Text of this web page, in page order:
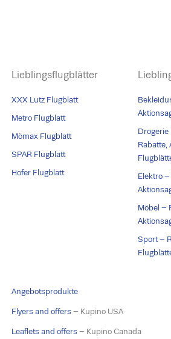
Lieblingsflugblätter
XXX Lutz Flugblatt
Metro Flugblatt
Mömax Flugblatt
SPAR Flugblatt
Hofer Flugblatt
Rabatte,
Elektro
Möbel –
Sport –
Angebotsprodukte
Flyers and offers – Kupino USA
Leaflets and offers – Kupino Canada